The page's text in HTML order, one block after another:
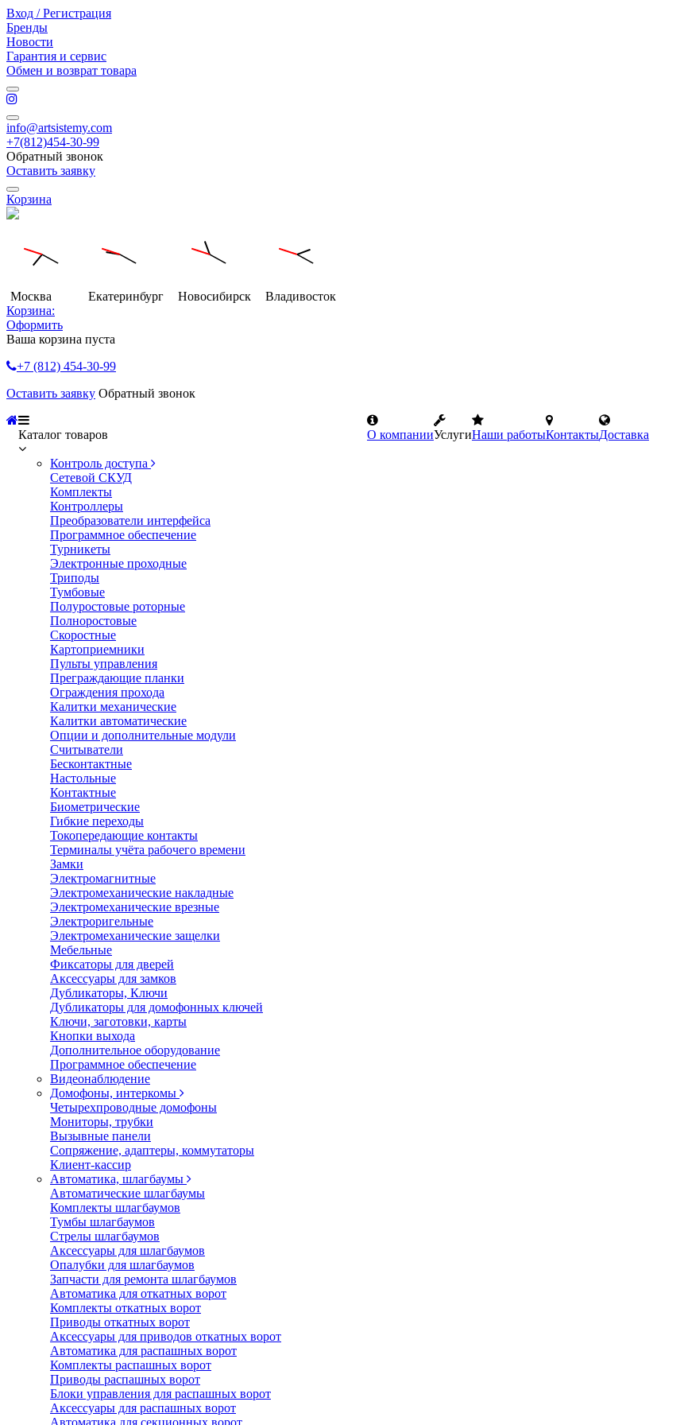
Вход / Регистрация
Бренды
Новости
Гарантия и сервис
Обмен и возврат товара
info@artsistemy.com
+7(812)454-30-99
Обратный звонок
Оставить заявку
Корзина
Москва Екатеринбург Новосибирск
Владивосток
Корзина:
Оформить
Ваша корзина пуста
+7 (812) 454-30-99
Оставить заявку Обратный звонок
Каталог товаров
Контроль доступа
Сетевой СКУД
Комплекты
Контроллеры
Преобразователи интерфейса
Программное обеспечение
Турникеты
Электронные проходные
Триподы
Тумбовые
Полуростовые роторные
Полноростовые
Скоростные
Картоприемники
Пульты управления
Преграждающие планки
Ограждения прохода
Калитки механические
Калитки автоматические
Опции и дополнительные модули
Считыватели
Бесконтактные
Настольные
Контактные
Биометрические
Гибкие переходы
Токопередающие контакты
Терминалы учёта рабочего времени
Замки
Электромагнитные
Электромеханические накладные
Электромеханические врезные
Электроригельные
Электромеханические защелки
Мебельные
Фиксаторы для дверей
Аксессуары для замков
Дубликаторы, Ключи
Дубликаторы для домофонных ключей
Ключи, заготовки, карты
Кнопки выхода
Дополнительное оборудование
Программное обеспечение
Видеонаблюдение
Домофоны, интеркомы
Четырехпроводные домофоны
Мониторы, трубки
Вызывные панели
Сопряжение, адаптеры, коммутаторы
Клиент-кассир
Автоматика, шлагбаумы
Автоматические шлагбаумы
Комплекты шлагбаумов
Тумбы шлагбаумов
Стрелы шлагбаумов
Аксессуары для шлагбаумов
Опалубки для шлагбаумов
Запчасти для ремонта шлагбаумов
Автоматика для откатных ворот
Комплекты откатных ворот
Приводы откатных ворот
Аксессуары для приводов откатных ворот
Автоматика для распашных ворот
Комплекты распашных ворот
Приводы распашных ворот
Блоки управления для распашных ворот
Аксессуары для распашных ворот
Автоматика для секционных ворот
О компанииУслугиНаши работыКонтактыДоставка